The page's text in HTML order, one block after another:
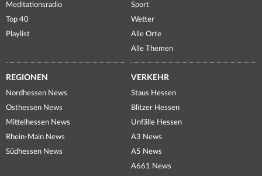
Meditationsradio
Top 40
Playlist
Sport
Wetter
Alle Orte
Alle Themen
REGIONEN
Nordhessen News
Osthessen News
Mittelhessen News
Rhein-Main News
Südhessen News
VERKEHR
Staus Hessen
Blitzer Hessen
Unfälle Hessen
A3 News
A5 News
A661 News